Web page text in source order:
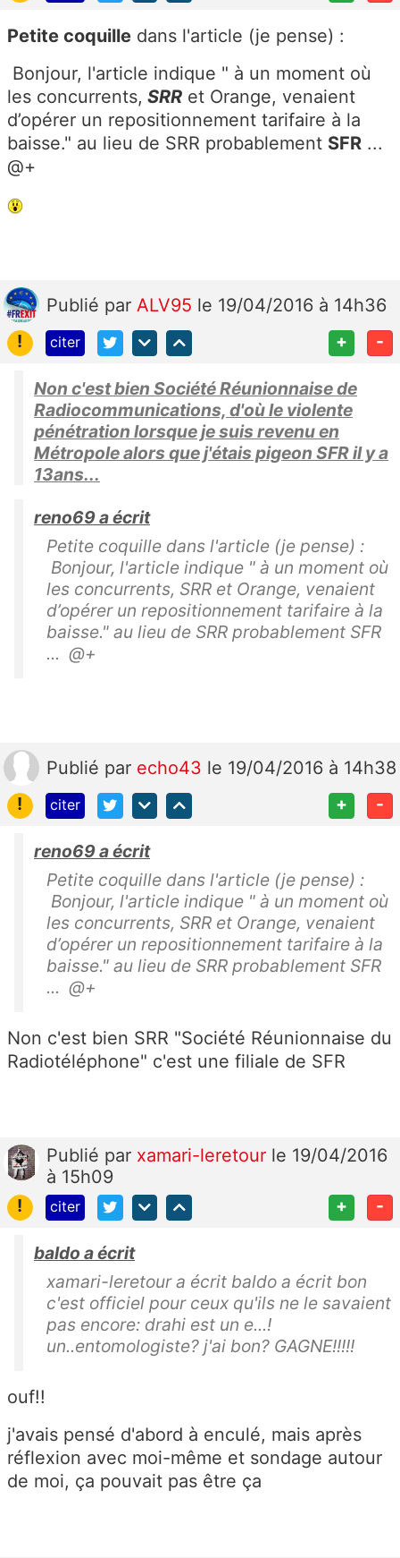
Petite coquille dans l'article (je pense) :
Bonjour, l'article indique " à un moment où
les concurrents, SRR et Orange, venaient
d’opérer un repositionnement tarifaire à la
baisse." au lieu de SRR probablement SFR ...
@+
Publié par ALV95 le 19/04/2016 à 14h36
!
citer + -
Non c'est bien Société Réunionnaise de
Radiocommunications, d'où le violente
pénétration lorsque je suis revenu en
Métropole alors que j'étais pigeon SFR il y a
13ans...
reno69 a écrit
Petite coquille dans l'article (je pense) :
Bonjour, l'article indique " à un moment où
les concurrents, SRR et Orange, venaient
d’opérer un repositionnement tarifaire à la
baisse." au lieu de SRR probablement SFR
... @+
Publié par echo43 le 19/04/2016 à 14h38
!
citer + -
reno69 a écrit
Petite coquille dans l'article (je pense) :
Bonjour, l'article indique " à un moment où
les concurrents, SRR et Orange, venaient
d’opérer un repositionnement tarifaire à la
baisse." au lieu de SRR probablement SFR
... @+
Non c'est bien SRR "Société Réunionnaise du
Radiotéléphone" c'est une filiale de SFR
Publié par xamari-leretour le 19/04/2016
à 15h09
!
citer + -
baldo a écrit
xamari-leretour a écrit baldo a écrit bon
c'est officiel pour ceux qu'ils ne le savaient
pas encore: drahi est un e...!
un..entomologiste? j'ai bon? GAGNE!!!!!
ouf!!
j'avais pensé d'abord à enculé, mais après
réflexion avec moi-même et sondage autour
de moi, ça pouvait pas être ça